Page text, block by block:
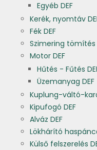
Egyéb DEF
Kerék, nyomtáv
Fék DEF
Szimering tömítés
Motor DEF
Hűtés - Fűtés
Üzemanyag DEF
Kuplung-váltó-
Kipufogó DEF
Alváz DEF
Lökhárító
Külső felszerelés